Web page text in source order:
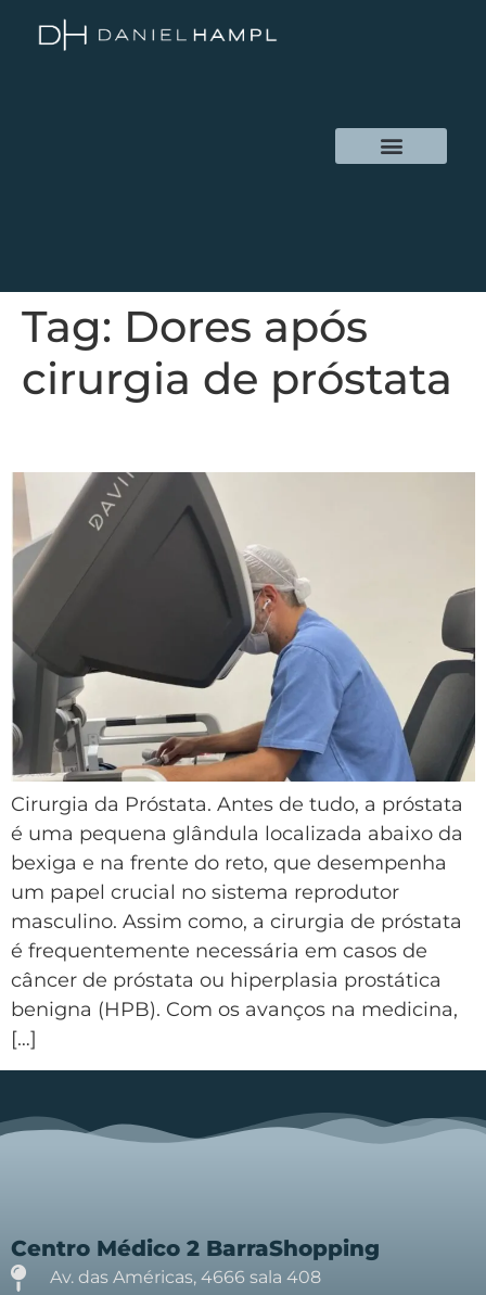
Tag: Dores após
cirurgia de próstata
Cirurgia da Próstata. Antes de tudo, a próstata
é uma pequena glândula localizada abaixo da
bexiga e na frente do reto, que desempenha
um papel crucial no sistema reprodutor
masculino. Assim como, a cirurgia de próstata
é frequentemente necessária em casos de
câncer de próstata ou hiperplasia prostática
benigna (HPB). Com os avanços na medicina,
[…]
Centro Médico 2 BarraShopping
Av. das Américas, 4666 sala 408